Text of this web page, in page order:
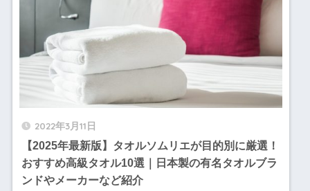
2022年3月11日
【2025年最新版】タオルソムリエが目的別に厳選！
おすすめ高級タオル10選｜日本製の有名タオルブラ
ンドやメーカーなど紹介